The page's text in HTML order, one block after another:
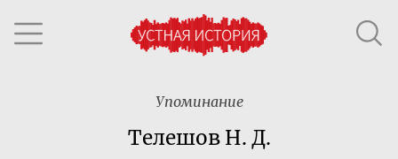
Упоминание
Телешов Н. Д.